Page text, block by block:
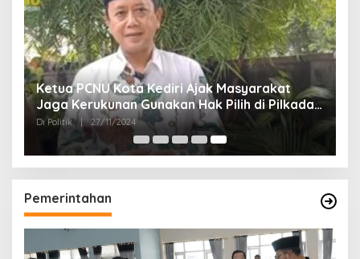
Ketua PCNU Kota Kediri Ajak Masyarakat
Jaga Kerukunan Gunakan Hak Pilih di Pilkada
2024
Di Politik | 27/11/2024
Pemerintahan